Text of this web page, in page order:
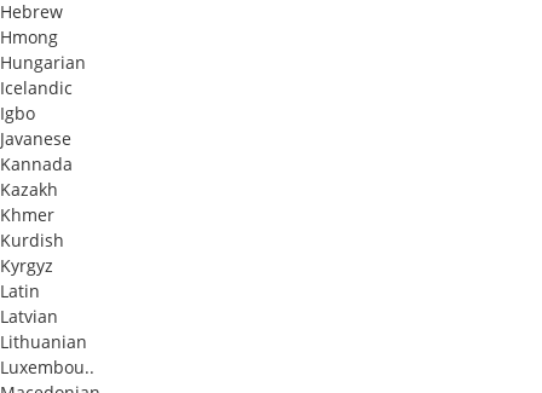
Hebrew
Hmong
Hungarian
Icelandic
Igbo
Javanese
Kannada
Kazakh
Khmer
Kurdish
Kyrgyz
Latin
Latvian
Lithuanian
Luxembou..